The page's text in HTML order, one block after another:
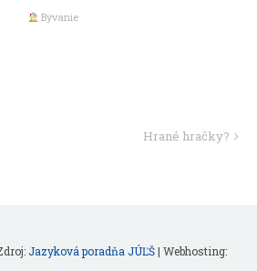
Bývanie
Hrané hračky?
Jazyková poradňa JÚĽŠ| Webhosting: